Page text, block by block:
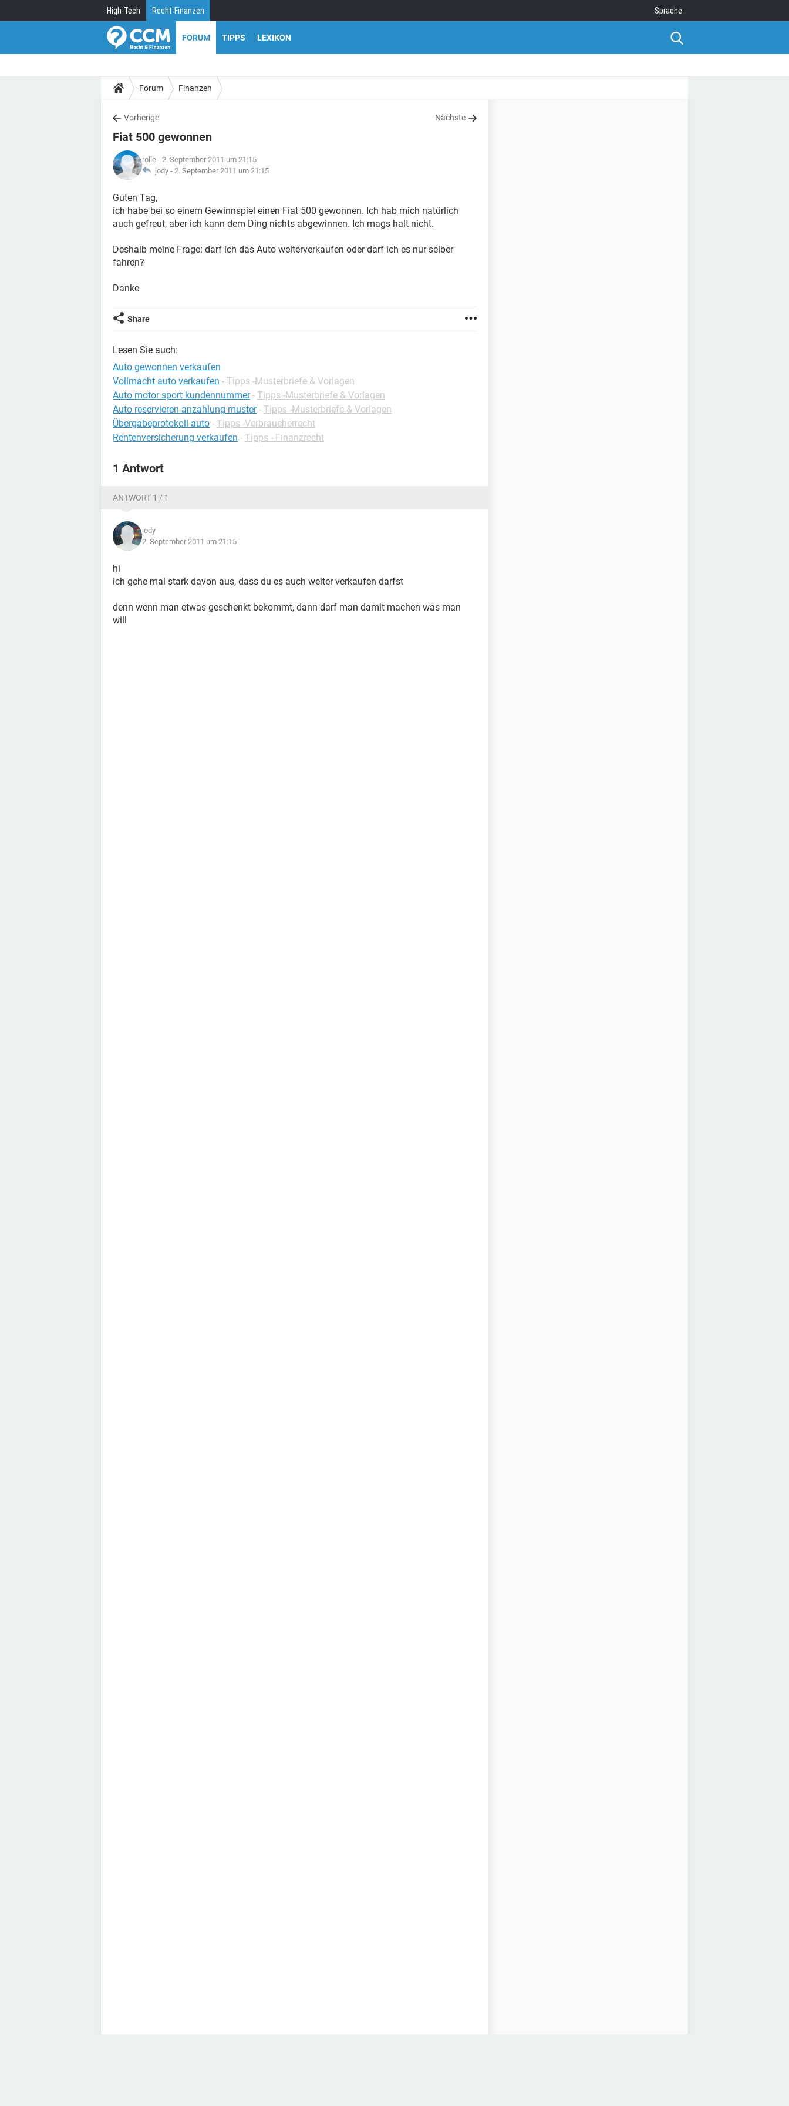
High-Tech Recht-Finanzen Sprache
FORUM TIPPS LEXIKON
Forum Finanzen
Vorherige Nächste
Fiat 500 gewonnen
rolle - 2. September 2011 um 21:15
jody - 2. September 2011 um 21:15
Guten Tag,
ich habe bei so einem Gewinnspiel einen Fiat 500 gewonnen. Ich hab mich natürlich
auch gefreut, aber ich kann dem Ding nichts abgewinnen. Ich mags halt nicht.
Deshalb meine Frage: darf ich das Auto weiterverkaufen oder darf ich es nur selber
fahren?
Danke
Share
Lesen Sie auch:
Auto gewonnen verkaufen
Vollmacht auto verkaufen - Tipps -Musterbriefe & Vorlagen
Auto motor sport kundennummer - Tipps -Musterbriefe & Vorlagen
Auto reservieren anzahlung muster - Tipps -Musterbriefe & Vorlagen
Übergabeprotokoll auto - Tipps -Verbraucherrecht
Rentenversicherung verkaufen - Tipps - Finanzrecht
1 Antwort
ANTWORT 1 / 1
jody
2. September 2011 um 21:15
hi
ich gehe mal stark davon aus, dass du es auch weiter verkaufen darfst
denn wenn man etwas geschenkt bekommt, dann darf man damit machen was man
will